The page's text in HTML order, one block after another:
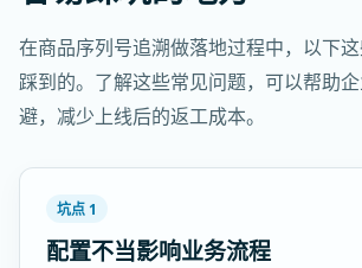
在商品序列号追溯做落地过程中，以下
踩到的。了解这些常见问题，可以帮助
避，减少上线后的返工成本。
坑点 1
配置不当影响业务流程